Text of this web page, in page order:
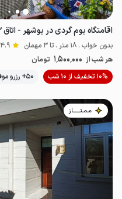
اقامتگاه بوم گردی در بوشهر - اتاق ۲
بدون خواب . 18 متر . تا 3 مهمان 4.9
هر شب از 1٬500٬000 تومان
10% تخفیف از 10 شب
50+ رزرو موفق
مـمـتــــــاز